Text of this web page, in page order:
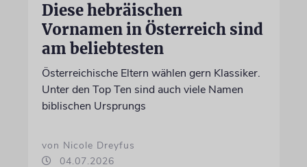
Diese hebräischen
Vornamen in Österreich sind
am beliebtesten
Österreichische Eltern wählen gern Klassiker.
Unter den Top Ten sind auch viele Namen
biblischen Ursprungs
von Nicole Dreyfus
04.07.2026